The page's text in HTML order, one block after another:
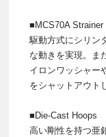
■MCS70A Strainer
駆動方式にシリン
な動きを実現。ま
イロンワッシャー
をシャットアウト
■Die-Cast Hoops
高い剛性を持つ亜